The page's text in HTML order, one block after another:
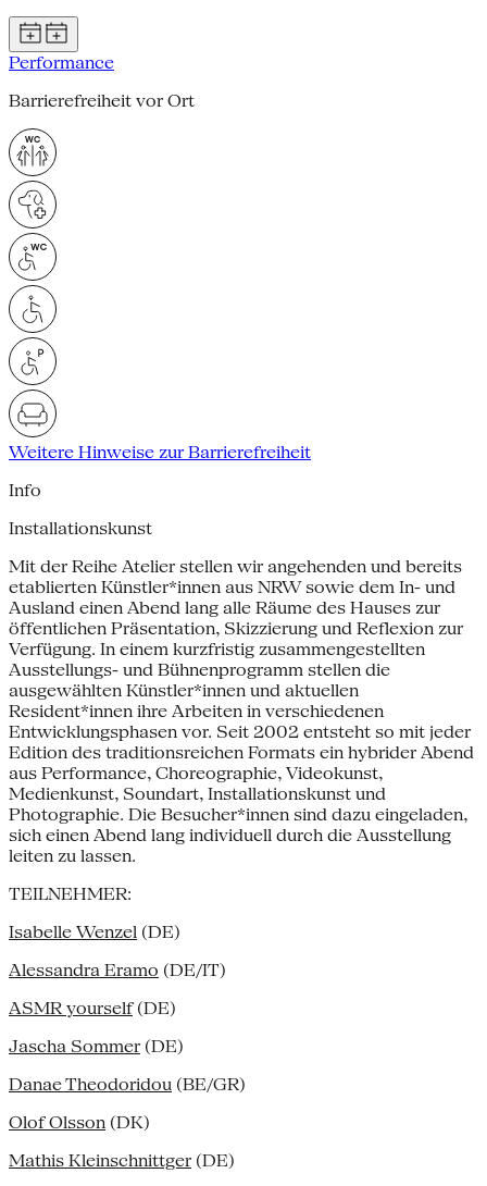
Performance
Barrierefreiheit vor Ort
Weitere Hinweise zur Barrierefreiheit
Info
Installationskunst
Mit der Reihe Atelier stellen wir angehenden und bereits
etablierten Künstler*innen aus NRW sowie dem In- und
Ausland einen Abend lang alle Räume des Hauses zur
öffentlichen Präsentation, Skizzierung und Reflexion zur
Verfügung. In einem kurzfristig zusammengestellten
Ausstellungs- und Bühnenprogramm stellen die
ausgewählten Künstler*innen und aktuellen
Resident*innen ihre Arbeiten in verschiedenen
Entwicklungsphasen vor. Seit 2002 entsteht so mit jeder
Edition des traditionsreichen Formats ein hybrider Abend
aus Performance, Choreographie, Videokunst,
Medienkunst, Soundart, Installationskunst und
Photographie. Die Besucher*innen sind dazu eingeladen,
sich einen Abend lang individuell durch die Ausstellung
leiten zu lassen.
TEILNEHMER:
Isabelle Wenzel (DE)
Alessandra Eramo (DE/IT)
ASMR yourself(DE)
Jascha Sommer (DE)
Danae Theodoridou (BE/GR)
Olof Olsson (DK)
Mathis Kleinschnittger (DE)